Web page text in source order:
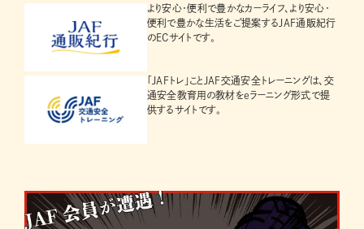
より安心・便利で豊かなカーライフ、より安心・
便利で豊かな生活をご提案するJAF通販紀行
のECサイトです。
「JAFトレ」ことJAF交通安全トレーニングは、交
通安全教育用の教材をeラーニング形式で提
供するサイトです。